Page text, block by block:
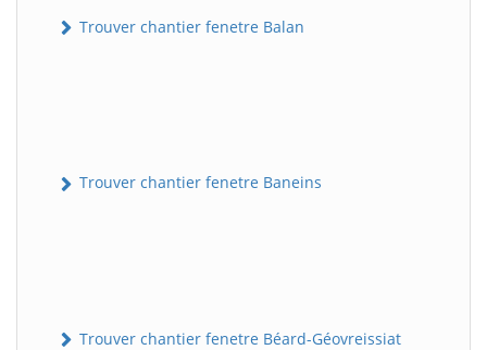
Trouver chantier fenetre Balan
Trouver chantier fenetre Baneins
Trouver chantier fenetre Béard-Géovreissiat